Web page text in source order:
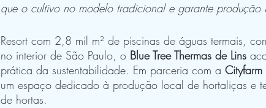
que o cultivo no modelo tradicional e garante produção
Resort com 2,8 mil m² de piscinas de águas termais,
no interior de São Paulo, o Blue Tree Thermas de Lins
prática da sustentabilidade. Em parceria com a
um espaço dedicado à produção local de hortaliças e
de hortas.